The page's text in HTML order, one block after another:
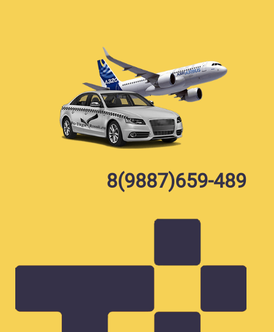
8(9887)659-489